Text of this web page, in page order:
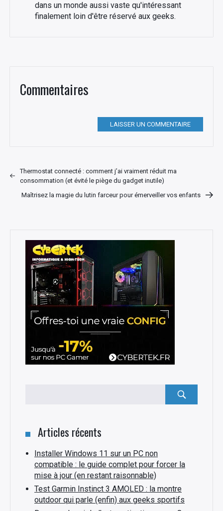
dans un monde aussi vaste qu'intéressant
finalement loin d'être réservé aux geeks.
Commentaires
LAISSER UN COMMENTAIRE
Thermostat connecté : comment j’ai vraiment réduit ma
consommation (et évité le piège du gadget inutile)
Maîtrisez la magie du lutin farceur pour émerveiller vos enfants
Articles récents
Installer Windows 11 sur un PC non
compatible : le guide complet pour forcer la
mise à jour (en restant raisonnable)
Test Garmin Instinct 3 AMOLED : la montre
outdoor qui parle (enfin) aux geeks sportifs